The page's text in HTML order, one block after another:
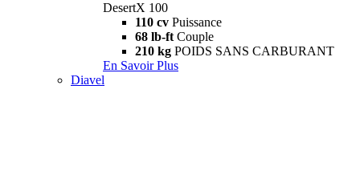
DesertX 100
110 cv Puissance
68 lb-ft Couple
210 kg POIDS SANS CARBURANT
En Savoir Plus
Diavel